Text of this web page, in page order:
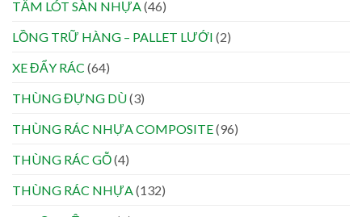
TẤM LÓT SÀN NHỰA(46)
LỒNG TRỮ HÀNG – PALLET LƯỚI (2)
XE ĐẨY RÁC (64)
THÙNG ĐỰNG DÙ(3)
THÙNG RÁC NHỰA COMPOSITE(96)
THÙNG RÁC GỖ(4)
THÙNG RÁC NHỰA(132)